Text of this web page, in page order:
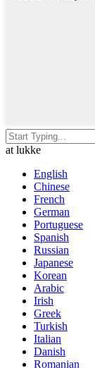
at lukke
English
Chinese
French
German
Portuguese
Spanish
Russian
Japanese
Korean
Arabic
Irish
Greek
Turkish
Italian
Danish
Romanian